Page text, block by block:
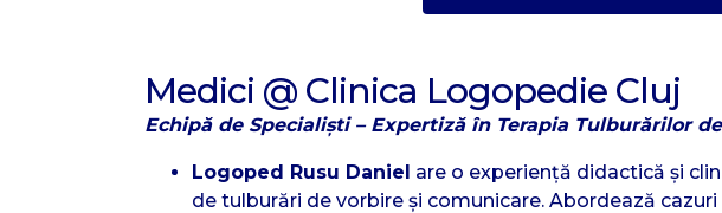
Medici @ Clinica Logopedie Cluj
Echipă de Specialiști – Expertiză în Terapia Tulburărilor
Logoped Rusu Daniel are o experiență didactică și
de tulburări de vorbire și comunicare. Abordează